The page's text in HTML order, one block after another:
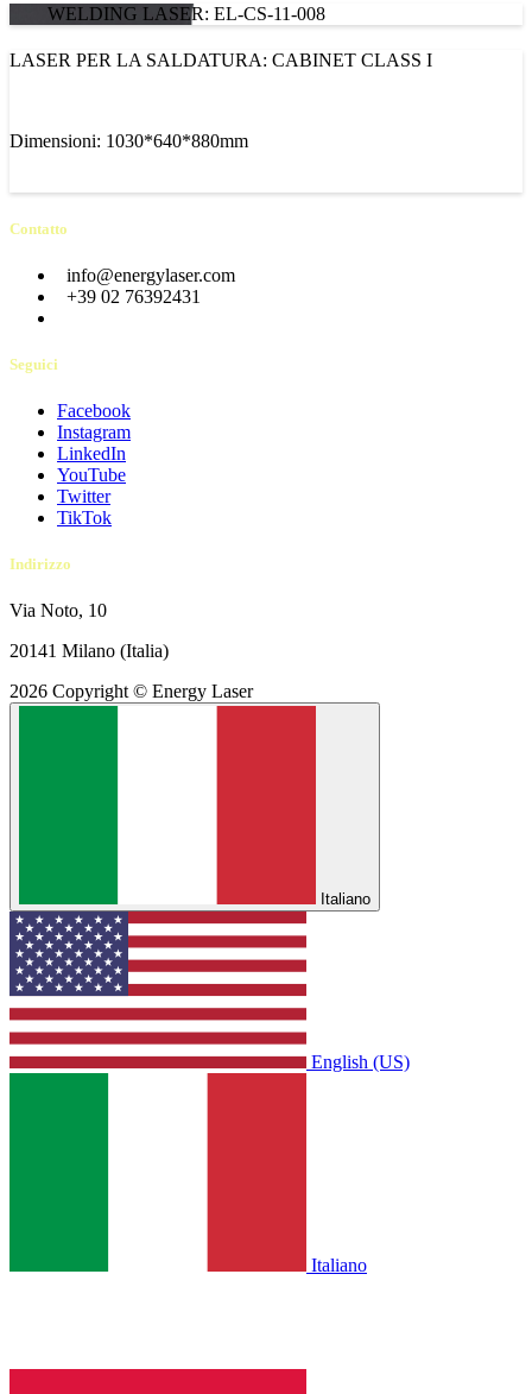
WELDING LASER: EL-CS-11-008
LASER PER LA SALDATURA: CABINET CLASS I
Dimensioni: 1030*640*880mm
Contatto
info@energylaser.com
+39 02 76392431
Seguici
Facebook
Instagram
LinkedIn
YouTube
Twitter​
TikTok
Indirizzo
Via Noto, 10
20141 Milano (Italia)
2026 Copyright © Energy Laser
Italiano
English (US)
Italiano